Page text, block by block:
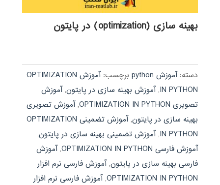
بهینه سازی (optimization) در پایتون
دسته:آموزش python برچسب:
آموزش OPTIMIZATION
IN PYTHON
,آموزش بهینه سازی در پایتون,آموزش
تصویری OPTIMIZATION IN PYTHON
,آموزش تصویری
بهینه سازی در پایتون,
آموزش تضمینی OPTIMIZATION
IN PYTHON
,آموزش تضمینی بهینه سازی در پایتون,
آموزش فارسی OPTIMIZATION IN PYTHON
,آموزش
فارسی بهینه سازی در پایتون,آموزش فارسی نرم افزار
OPTIMIZATION IN PYTHON
,آموزش فارسی نرم افزار